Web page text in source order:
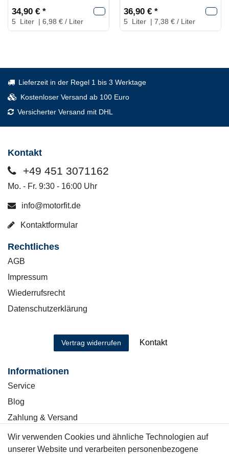
34,90 € *
5 Liter | 6,98 € / Liter
36,90 € *
5 Liter | 7,38 € / Liter
Lieferzeit in der Regel 1 bis 3 Werktage
Kostenloser Versand ab 100 Euro
Versicherter Versand mit DHL
Kontakt
+49 451 3071162
Mo. - Fr. 9:30 - 16:00 Uhr
info@motorfit.de
Kontaktformular
Rechtliches
AGB
Impressum
Wiederrufsrecht
Datenschutzerklärung
Vertrag widerrufen Kontakt
Informationen
Service
Blog
Zahlung & Versand
Sicher einkaufen
Wir verwenden Cookies und ähnliche Technologien auf
unserer Website und verarbeiten personenbezogene